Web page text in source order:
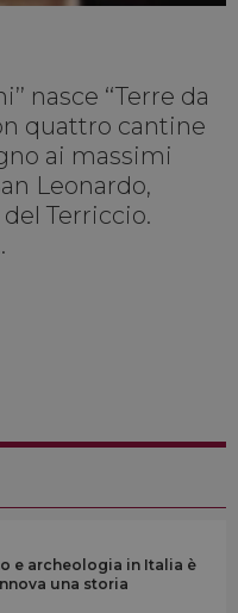
nasce ‘‘Terre da
quattro cantine
ai massimi
Leonardo,
Terriccio.
e archeologia in Italia è
una storia